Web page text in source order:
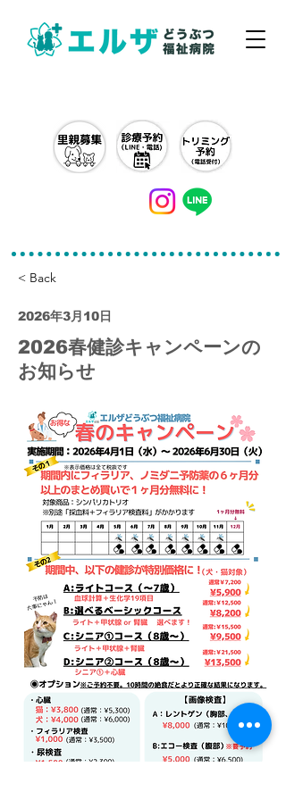
< Back
2026年3月10日
2026春健診キャンペーンの
お知らせ